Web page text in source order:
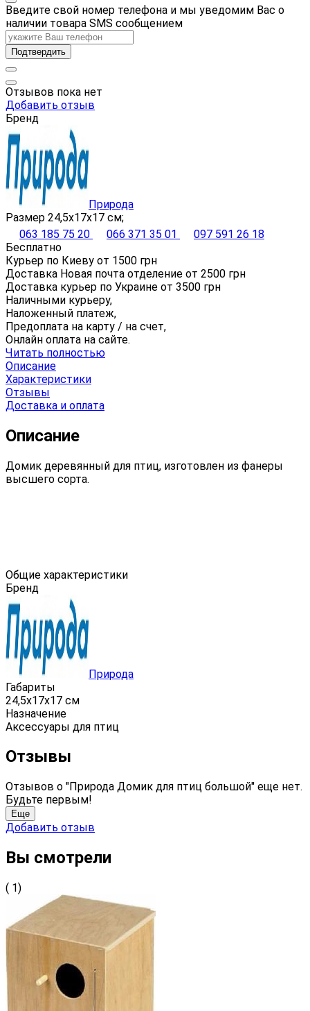
Введите свой номер телефона и мы уведомим Вас о
наличии товара SMS сообщением
Подтвердить
Отзывов пока нет
Добавить отзыв
Бренд
Природа
Размер 24,5х17х17 см;
063 185 75 20
066 371 35 01
097 591 26 18
Бесплатно
Курьер по Киеву от 1500 грн
Доставка Новая почта отделение от 2500 грн
Доставка курьер по Украине от 3500 грн
Наличными курьеру,
Наложенный платеж,
Предоплата на карту / на счет,
Онлайн оплата на сайте.
Читать полностью
Описание
Характеристики
Отзывы
Доставка и оплата
Описание
Домик деревянный для птиц, изготовлен из фанеры
высшего сорта.
Общие характеристики
Бренд
Природа
Габариты
24,5х17х17 см
Назначение
Аксессуары для птиц
Отзывы
Отзывов о "Природа Домик для птиц большой" еще нет.
Будьте первым!
Еще
Добавить отзыв
Вы смотрели
( 1)